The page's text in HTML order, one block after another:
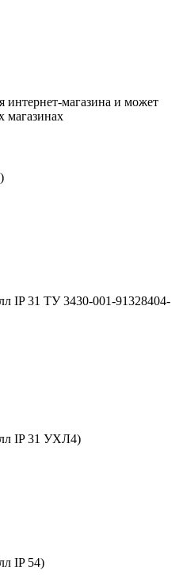
интернет-магазина и может
магазинах
31 ТУ 3430-001-91328404-
IP 31 УХЛ4)
IP 54)